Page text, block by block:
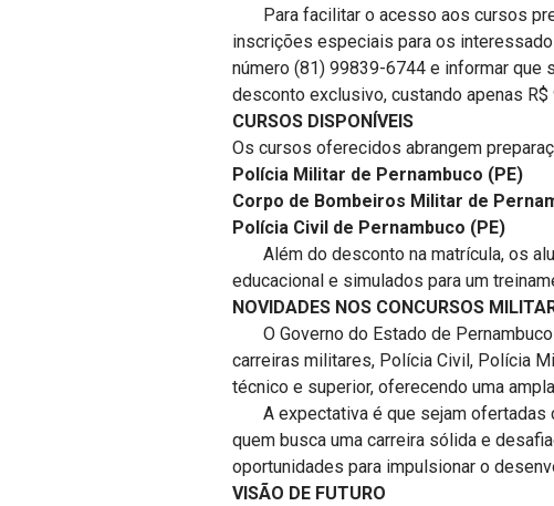
Para facilitar o acesso aos cursos
inscrições especiais para os
número (81) 99839-6744 e informar que
desconto exclusivo, custando apenas R$
CURSOS DISPONÍVEIS
Os cursos oferecidos abrangem
Polícia Militar de Pernambuco (PE)
Corpo de Bombeiros Militar de
Polícia Civil de Pernambuco (PE)
Além do desconto na matrícula, os
educacional e simulados para um
NOVIDADES NOS CONCURSOS
O Governo do Estado de Pernambuco
carreiras militares, Polícia Civil, Polícia
técnico e superior, oferecendo uma
A expectativa é que sejam ofertadas
quem busca uma carreira sólida e
oportunidades para impulsionar o
VISÃO DE FUTURO